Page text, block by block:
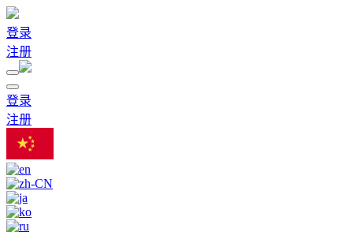
登录
注册
登录
注册